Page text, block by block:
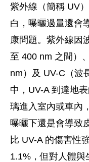
紫外線（簡稱 UV
白，曝曬過量還會
康問題。紫外線因
至 400 nm 之間）
nm）及 UV-C（波
中，UV-A 到達地
璃進入室內或車內
曝曬下還是會導致
比 UV-A 的傷害性
1.1%，但對人體與